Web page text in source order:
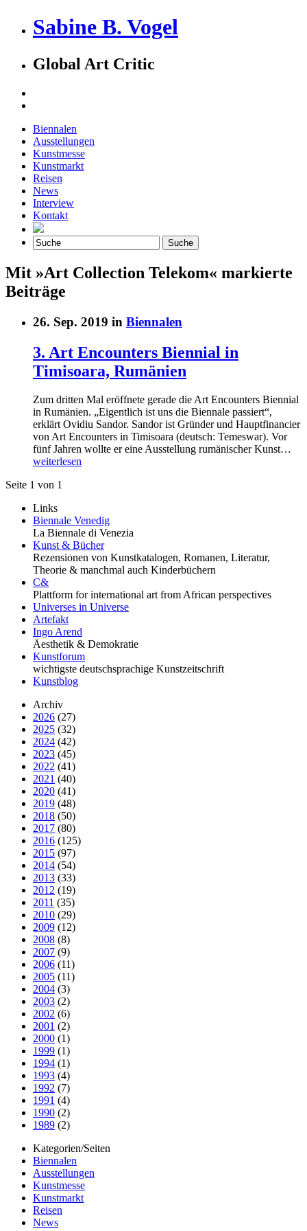
Sabine B. Vogel
Global Art Critic
Biennalen
Ausstellungen
Kunstmesse
Kunstmarkt
Reisen
News
Interview
Kontakt
Mit »Art Collection Telekom« markierte
Beiträge
26. Sep. 2019 in Biennalen
3. Art Encounters Biennial in
Timisoara, Rumänien
Zum dritten Mal eröffnete gerade die Art Encounters Biennial
in Rumänien. „Eigentlich ist uns die Biennale passiert“,
erklärt Ovidiu Sandor. Sandor ist Gründer und Hauptfinancier
von Art Encounters in Timisoara (deutsch: Temeswar). Vor
fünf Jahren wollte er eine Ausstellung rumänischer Kunst…
weiterlesen
Seite 1 von 1
Links
Biennale Venedig
La Biennale di Venezia
Kunst & Bücher
Rezensionen von Kunstkatalogen, Romanen, Literatur,
Theorie & manchmal auch Kinderbüchern
C&
Plattform for international art from African perspectives
Universes in Universe
Artefakt
Ingo Arend
Äesthetik & Demokratie
Kunstforum
wichtigste deutschsprachige Kunstzeitschrift
Kunstblog
Archiv
2026 (27)
2025 (32)
2024 (42)
2023 (45)
2022 (41)
2021 (40)
2020 (41)
2019 (48)
2018 (50)
2017 (80)
2016 (125)
2015 (97)
2014 (54)
2013 (33)
2012 (19)
2011 (35)
2010 (29)
2009 (12)
2008 (8)
2007 (9)
2006 (11)
2005 (11)
2004 (3)
2003 (2)
2002 (6)
2001 (2)
2000 (1)
1999 (1)
1994 (1)
1993 (4)
1992 (7)
1991 (4)
1990 (2)
1989 (2)
Kategorien/Seiten
Biennalen
Ausstellungen
Kunstmesse
Kunstmarkt
Reisen
News